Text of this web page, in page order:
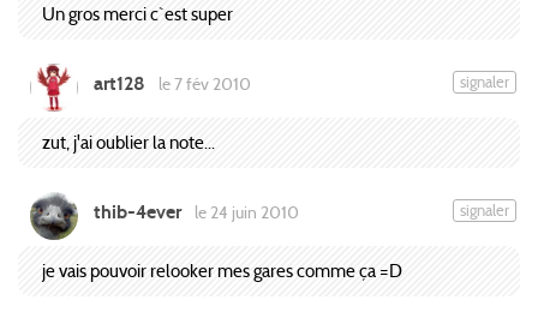
Un gros merci c`est super
art128 le 7 fév 2010 signaler
zut, j'ai oublier la note...
thib-4ever le 24 juin 2010 signaler
je vais pouvoir relooker mes gares comme ça =D